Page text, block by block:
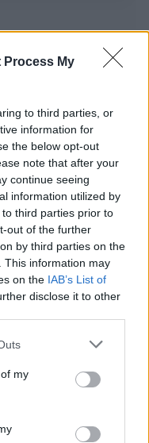
Process My
to third parties, or
information for
the below opt-out
note that after your
continue seeing
information utilized by
third parties prior to
out of the further
by third parties on the
This information may
on the IAB’s List of
disclose it to other
my